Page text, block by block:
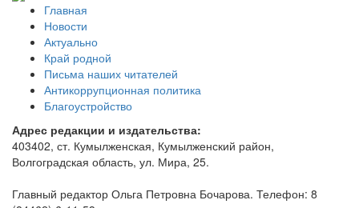
Главная
Новости
Актуально
Край родной
Письма наших читателей
Антикоррупционная политика
Благоустройство
Адрес редакции и издательства:
403402, ст. Кумылженская, Кумылженский район,
Волгоградская область, ул. Мира, 25.
Главный редактор Ольга Петровна Бочарова. Телефон: 8